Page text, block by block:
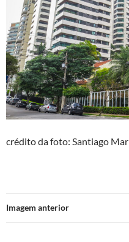
crédito da foto: Santiago
Imagem anterior